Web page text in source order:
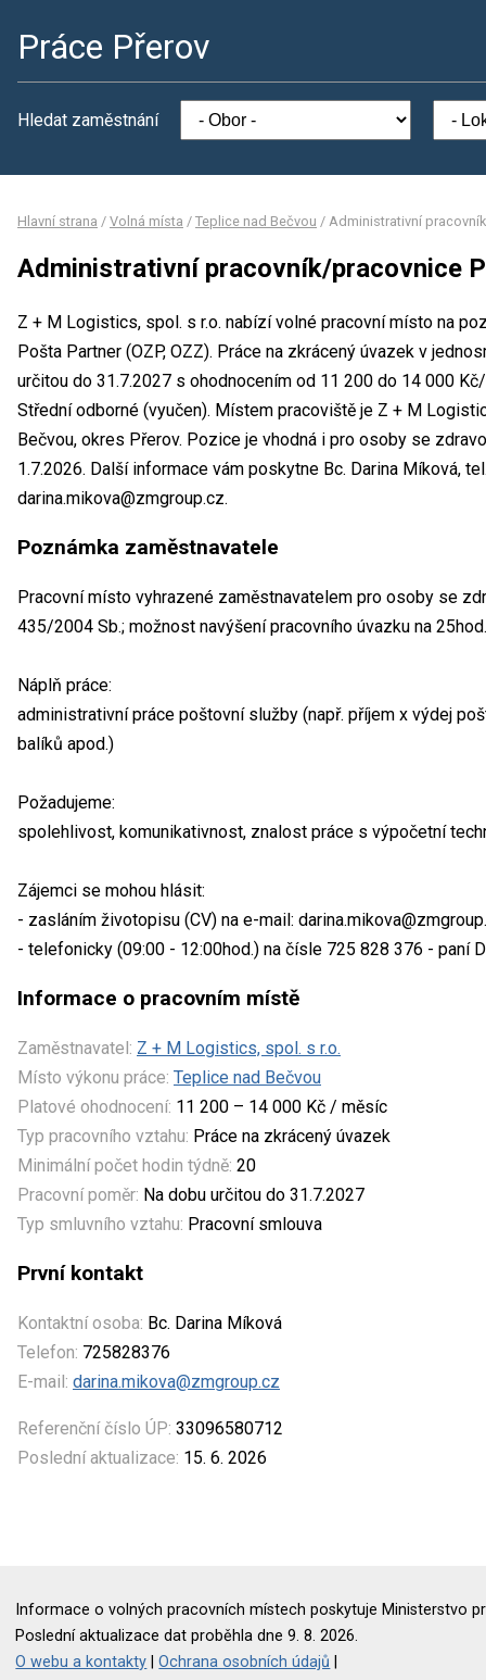
Práce Přerov
Hledat zaměstnání
Hlavní strana / Volná místa / Teplice nad Bečvou / Administrativní
Administrativní pracovník/pracovnice
Z + M Logistics, spol. s r.o. nabízí volné pracovní místo na
Pošta Partner (OZP, OZZ). Práce na zkrácený úvazek v
určitou do 31.7.2027 s ohodnocením od 11 200 do 14 000
Střední odborné (vyučen). Místem pracoviště je Z + M
Bečvou, okres Přerov. Pozice je vhodná i pro osoby se
1.7.2026. Další informace vám poskytne Bc. Darina Míková,
darina.mikova@zmgroup.cz.
Poznámka zaměstnavatele
Pracovní místo vyhrazené zaměstnavatelem pro osoby se
435/2004 Sb.; možnost navýšení pracovního úvazku na
Náplň práce:
administrativní práce poštovní služby (např. příjem x výdej
balíků apod.)
Požadujeme:
spolehlivost, komunikativnost, znalost práce s výpočetní
Zájemci se mohou hlásit:
- zasláním životopisu (CV) na e-mail:
- telefonicky (09:00 - 12:00hod.) na čísle 725 828 376 - paní
Informace o pracovním místě
Zaměstnavatel: Z + M Logistics, spol. s r.o.
Místo výkonu práce: Teplice nad Bečvou
Platové ohodnocení: 11 200 – 14 000 Kč / měsíc
Typ pracovního vztahu: Práce na zkrácený úvazek
Minimální počet hodin týdně: 20
Pracovní poměr: Na dobu určitou do 31.7.2027
Typ smluvního vztahu: Pracovní smlouva
První kontakt
Kontaktní osoba: Bc. Darina Míková
Telefon: 725828376
E-mail: darina.mikova@zmgroup.cz
Referenční číslo ÚP: 33096580712
Poslední aktualizace: 15. 6. 2026
Informace o volných pracovních místech poskytuje Ministerstvo
Poslední aktualizace dat proběhla dne 9. 8. 2026.
O webu a kontakty |Ochrana osobních údajů